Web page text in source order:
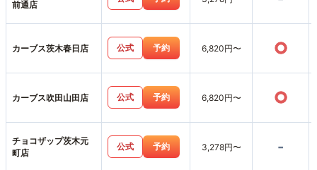
前通店
カーブス茨木春日店 公式 予約 6,820円〜 ○
カーブス吹田山田店 公式 予約 6,820円〜 ○
チョコザップ茨木元
町店
公式 予約 3,278円〜 -